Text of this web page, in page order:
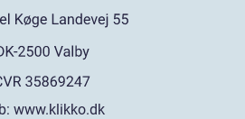
www.klikko.dk